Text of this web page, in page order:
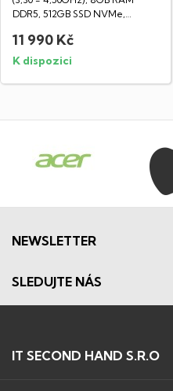
DDR5, 512GB SSD NVMe,
11 990 Kč
K dispozici
NEWSLETTER
SLEDUJTE NÁS
IT SECOND HAND S.R.O